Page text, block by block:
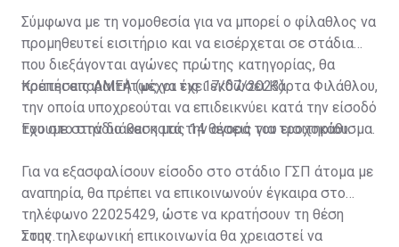
Σύμφωνα με τη νομοθεσία για να μπορεί ο φίλαθλος να
προμηθευτεί εισιτήριο και να εισέρχεται σε στάδια
που διεξάγονται αγώνες πρώτης κατηγορίας, θα
πρέπει απαραιτήτως να έχει εκδώσει Κάρτα Φιλάθλου,
την οποία υποχρεούται να επιδεικνύει κατά την είσοδό
του στο στάδιο και κατά την αγορά του εισιτηρίου.
Κρατήσεις ΑΜΕΑ (μέχρι τις 17/07/2023)
Έχουμε στην διάθεση μας 14 θέσεις για τροχοκάθισμα.
Για να εξασφαλίσουν είσοδο στο στάδιο ΓΣΠ άτομα με
αναπηρία, θα πρέπει να επικοινωνούν έγκαιρα στο
τηλέφωνο 22025429, ώστε να κρατήσουν τη θέση
τους.
Στην τηλεφωνική επικοινωνία θα χρειαστεί να